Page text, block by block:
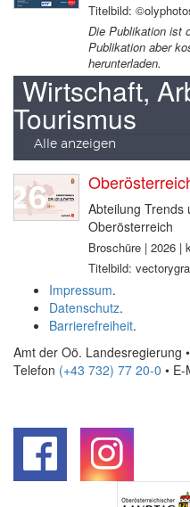
Titelbild:
Die Publikation ist
Publikation aber
herunterladen.
Wirtschaft,
Tourismus
Alle anzeigen
Abteilung Trends
Oberösterreich
Broschüre | 2026 |
Titelbild:
Impressum.
Datenschutz.
Barrierefreiheit.
Amt der Oö. Landesregierung
Telefon (+43 732) 77 20-0 • E-